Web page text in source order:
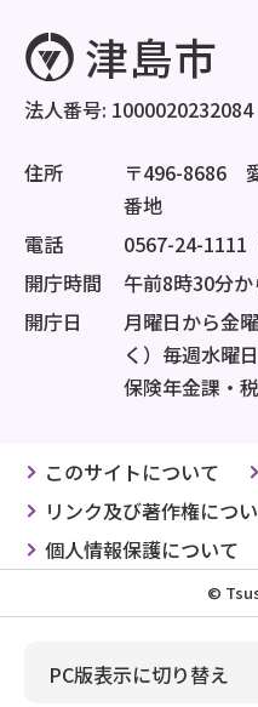
法人番号: 1000020232084
住所
〒496-8686
番地
電話
0567-24-1111
開庁時間
午前8時30分
開庁日
月曜日から金
く）毎週水曜
保険年金課・
このサイトについて
リンク及び著作権につ
個人情報保護について
©
PC版表示に切り替え